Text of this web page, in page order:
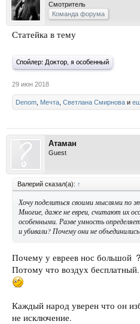
Смотритель
Команда форума
Статейка в тему
Спойлер: Доктор, я особенный
29 июн 2018
Denom Мечта Светлана Смирнова и
Атаман
Guest
Валерий сказал(а): ↑
Хочу поделиться своими мыслями по
Многие, даже не евреи, считают их
особенными. Разве умность
и убивали? Почему они не
Почему у евреев нос большой ？
Потому что воздух бесплатный.
Каждый народ уверен что он
не исключение.